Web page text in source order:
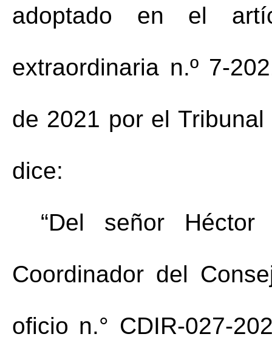
adoptado en el
extraordinaria n.º 7-
de 2021 por el
dice:
“Del señor
Coordinador del
oficio n.° CDIR-027-